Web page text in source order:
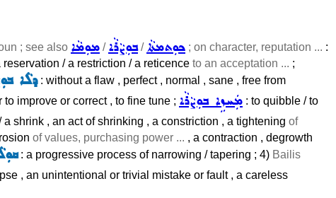
; see also ܡܘܼܡܵܐ /ܒܘܼܨܵܪܵܐ/ܟܘܼܬܡܬܵܐ ; on character, reputation ... :
/ a restriction / a reticence to an acceptation ... ;
ܕܠܵܐ: without a flaw , perfect , normal , sane , free from
improve or correct , to fine tune ; ܡܲܚܙܹܐ ܒܘܼܨܵܪܵܐ : to quibble / to
shrink , an act of shrinking , a constriction , a tightening of
of values, purchasing power ... , a contraction , degrowth
: a progressive process of narrowing / tapering ; 4) Bailis
, an unintentional or trivial mistake or fault , a careless